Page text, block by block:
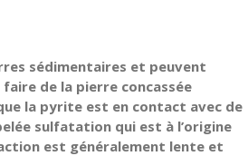
sédimentaires et peuvent
de la pierre concassée
la pyrite est en contact avec de
sulfatation qui est à l’origine
est généralement lente et